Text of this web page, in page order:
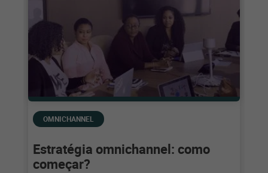
OMNICHANNEL
Estratégia omnichannel: como
começar?